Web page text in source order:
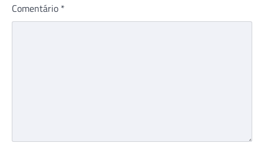
Comentário *